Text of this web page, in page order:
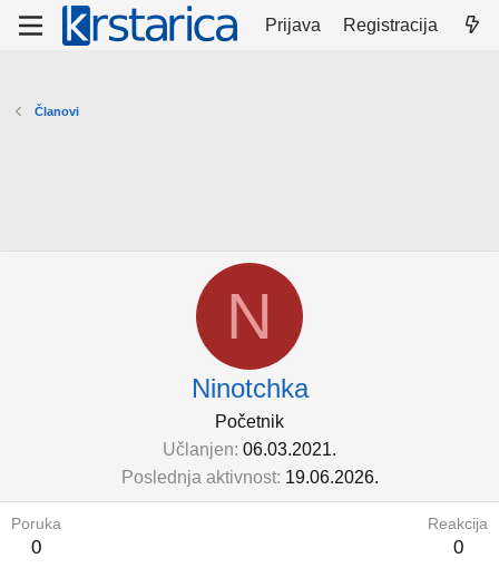
Prijava Registracija
Članovi
N
Ninotchka
Početnik
Učlanjen 06.03.2021.
Poslednja aktivnost 19.06.2026.
Poruka
0
Reakcija
0